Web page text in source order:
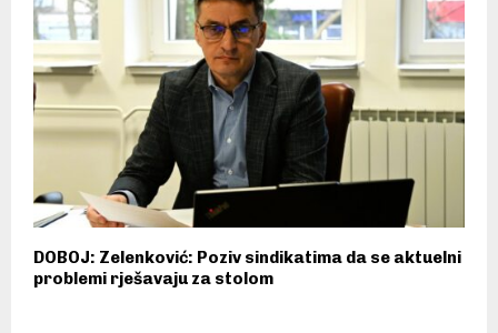
DOBOJ: Zelenković: Poziv sindikatima da se aktuelni
problemi rješavaju za stolom